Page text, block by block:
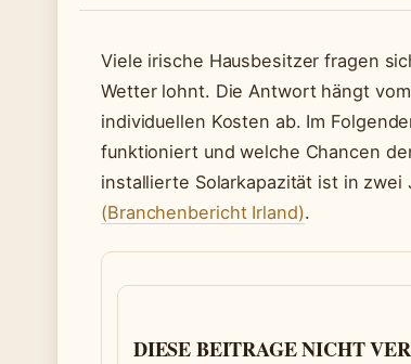
Viele irische Hausbesitzer fragen
Wetter lohnt. Die Antwort hängt
individuellen Kosten ab. Im
funktioniert und welche Chancen
installierte Solarkapazität ist in zwei
(Branchenbericht Irland).
DIESE BEITRAGE NICHT